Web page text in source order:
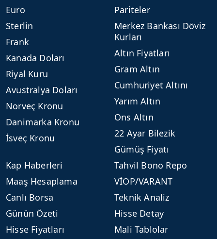
Euro
Sterlin
Frank
Kanada Doları
Riyal Kuru
Avustralya Doları
Norveç Kronu
Danimarka Kronu
İsveç Kronu
Pariteler
Merkez Bankası Döviz
Kurları
Altın Fiyatları
Gram Altın
Cumhuriyet Altını
Yarım Altın
Ons Altın
22 Ayar Bilezik
Gümüş Fiyatı
Kap Haberleri
Maaş Hesaplama
Canlı Borsa
Günün Özeti
Hisse Fiyatları
Tahvil Bono Repo
VİOP/VARANT
Teknik Analiz
Hisse Detay
Mali Tablolar